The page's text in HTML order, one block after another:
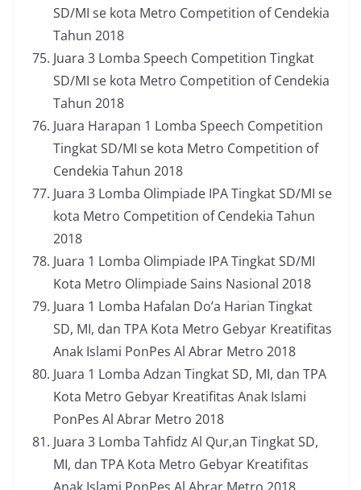
SD/MI se kota Metro Competition of Cendekia
Tahun 2018
Juara 3 Lomba Speech Competition Tingkat
SD/MI se kota Metro Competition of Cendekia
Tahun 2018
Juara Harapan 1 Lomba Speech Competition
Tingkat SD/MI se kota Metro Competition of
Cendekia Tahun 2018
Juara 3 Lomba Olimpiade IPA Tingkat SD/MI se
kota Metro Competition of Cendekia Tahun
2018
Juara 1 Lomba Olimpiade IPA Tingkat SD/MI
Kota Metro Olimpiade Sains Nasional 2018
Juara 1 Lomba Hafalan Do’a Harian Tingkat
SD, MI, dan TPA Kota Metro Gebyar Kreatifitas
Anak Islami PonPes Al Abrar Metro 2018
Juara 1 Lomba Adzan Tingkat SD, MI, dan TPA
Kota Metro Gebyar Kreatifitas Anak Islami
PonPes Al Abrar Metro 2018
Juara 3 Lomba Tahfidz Al Qur,an Tingkat SD,
MI, dan TPA Kota Metro Gebyar Kreatifitas